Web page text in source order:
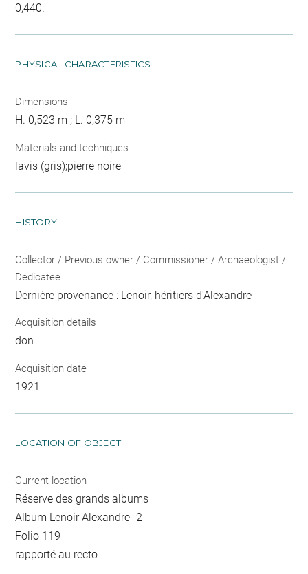
0,440.
PHYSICAL CHARACTERISTICS
Dimensions
H. 0,523 m ; L. 0,375 m
Materials and techniques
lavis (gris);pierre noire
HISTORY
Collector / Previous owner / Commissioner / Archaeologist /
Dedicatee
Dernière provenance : Lenoir, héritiers d'Alexandre
Acquisition details
don
Acquisition date
1921
LOCATION OF OBJECT
Current location
Réserve des grands albums
Album Lenoir Alexandre -2-
Folio 119
rapporté au recto